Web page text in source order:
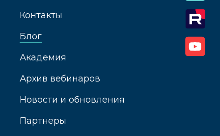
Контакты
Блог
Академия
Архив вебинаров
Новости и обновления
Партнеры